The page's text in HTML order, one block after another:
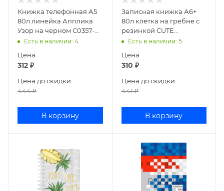
Книжка телефонная А5
80л линейка Апплика
Узор на черном С0357-
49Есть в наличии: 4
Цена
312 ₽
Цена до скидки
444₽
В корзину
Записная книжка А6+
80л клетка на гребне с
резинкой CUTE
JOURNAL ГРАНАТ 3-
Есть в наличии: 5
Цена
310 ₽
Цена до скидки
441₽
В корзину